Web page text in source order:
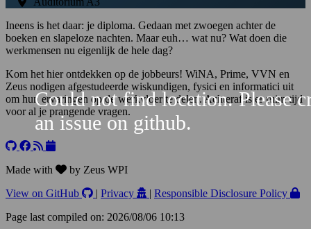
Ineens is het daar: je diploma. Gedaan met zwoegen achter de
boeken en slapeloze nachten. Maar euh… wat nu? Wat doen die
werkmensen nu eigenlijk de hele dag?
Kom het hier ontdekken op de jobbeurs! WiNA, Prime, VVN en
Zeus nodigen afgestudeerde wiskundigen, fysici en informatici uit
om hun ervaringen op de werkvloer te delen. Achteraf is er ruim tijd
voor al je prangende vragen.
Could not find location. Please
an issue on github.
+
−
Made with
by Zeus WPI
View on GitHub
| Privacy | Responsible Disclosure Policy
Page last compiled on: 2026/08/06 10:13